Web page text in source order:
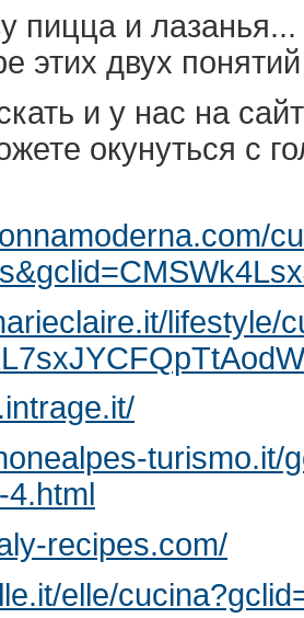
пицца и
этих двух
и у нас на
окунуться с
lifestyle/
recipes.com/
elle/